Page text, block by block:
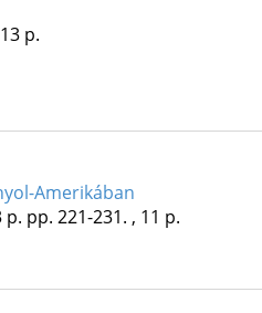
p.
Amerikában
p. pp. 221-231. , 11 p.